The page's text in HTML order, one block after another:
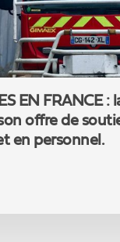
EN FRANCE :
offre de
en personnel.